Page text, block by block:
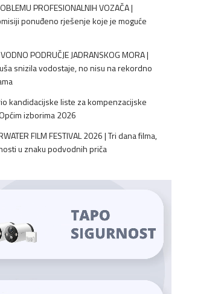
PROFESIONALNIH VOZAČA |
ponuđeno rješenje koje je moguće
PODRUČJE JADRANSKOG MORA |
snizila vodostaje, no nisu na rekordno
kandidacijske liste za kompenzacijske
izborima 2026
FILM FESTIVAL 2026 | Tri dana filma,
u znaku podvodnih priča